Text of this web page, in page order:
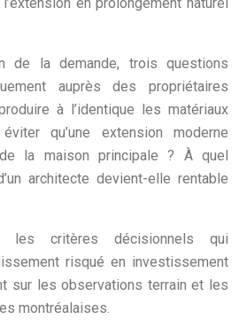
de la demande, trois questions
auprès des propriétaires
à l’identique les matériaux
qu’une extension moderne
la maison principale ? À quel
architecte devient-elle rentable
les critères décisionnels qui
risqué en investissement
sur les observations terrain et les
montréalaises.